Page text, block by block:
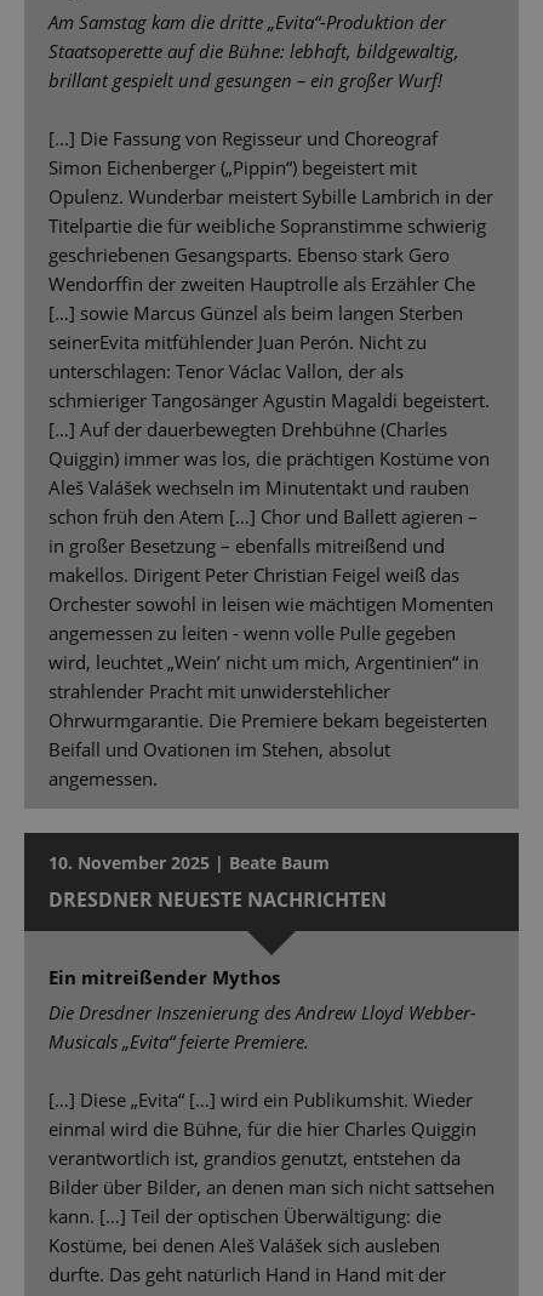
Am Samstag kam die dritte „Evita“-Produktion der
Staatsoperette auf die Bühne: lebhaft, bildgewaltig,
brillant gespielt und gesungen – ein großer Wurf!
[...] Die Fassung von Regisseur und Choreograf
Simon Eichenberger („Pippin“) begeistert mit
Opulenz. Wunderbar meistert Sybille Lambrich in der
Titelpartie die für weibliche Sopranstimme schwierig
geschriebenen Gesangsparts. Ebenso stark Gero
Wendorffin der zweiten Hauptrolle als Erzähler Che
[…] sowie Marcus Günzel als beim langen Sterben
seinerEvita mitfühlender Juan Perón. Nicht zu
unterschlagen: Tenor Václac Vallon, der als
schmieriger Tangosänger Agustin Magaldi begeistert.
[…] Auf der dauerbewegten Drehbühne (Charles
Quiggin) immer was los, die prächtigen Kostüme von
Aleš Valášek wechseln im Minutentakt und rauben
schon früh den Atem […] Chor und Ballett agieren –
in großer Besetzung – ebenfalls mitreißend und
makellos. Dirigent Peter Christian Feigel weiß das
Orchester sowohl in leisen wie mächtigen Momenten
angemessen zu leiten - wenn volle Pulle gegeben
wird, leuchtet „Wein’ nicht um mich, Argentinien“ in
strahlender Pracht mit unwiderstehlicher
Ohrwurmgarantie. Die Premiere bekam begeisterten
Beifall und Ovationen im Stehen, absolut
angemessen.
10. November 2025 | Beate Baum
DRESDNER NEUESTE NACHRICHTEN
Ein mitreißender Mythos
Die Dresdner Inszenierung des Andrew Lloyd Webber-
Musicals „Evita“ feierte Premiere.
[…] Diese „Evita“ […] wird ein Publikumshit. Wieder
einmal wird die Bühne, für die hier Charles Quiggin
verantwortlich ist, grandios genutzt, entstehen da
Bilder über Bilder, an denen man sich nicht sattsehen
kann. […] Teil der optischen Überwältigung: die
Kostüme, bei denen Aleš Valášek sich ausleben
durfte. Das geht natürlich Hand in Hand mit der